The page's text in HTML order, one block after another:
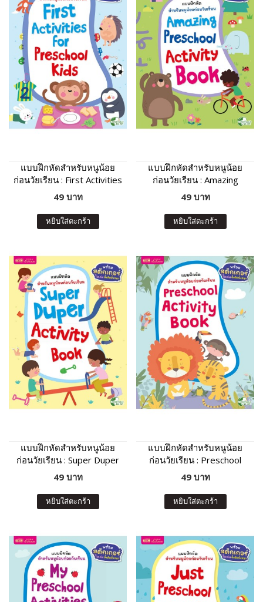
แบบฝึกหัดสำหรับหนูน้อย
ก่อนวัยเรียน : First Activities
For Preschool Kids
49 บาท
หยิบใส่ตะกร้า
แบบฝึกหัดสำหรับหนูน้อย
ก่อนวัยเรียน : Amazing
Preschool Activity Book
49 บาท
หยิบใส่ตะกร้า
แบบฝึกหัดสำหรับหนูน้อย
ก่อนวัยเรียน : Super Duper
Activity Book
49 บาท
หยิบใส่ตะกร้า
แบบฝึกหัดสำหรับหนูน้อย
ก่อนวัยเรียน : Preschool
Activity Book
49 บาท
หยิบใส่ตะกร้า